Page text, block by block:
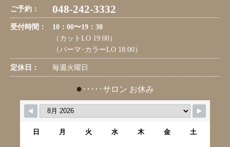
ご予約： 048-242-3332
受付時間：
10：00〜19：30
（カットLO 19:00）
（パーマ･カラーLO 18:00）
定休日： 毎週火曜日
● ･････サロン お休み
日 月 火 水 木 金 土